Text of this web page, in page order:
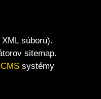
súboru).
sitemap.
CMS systémy